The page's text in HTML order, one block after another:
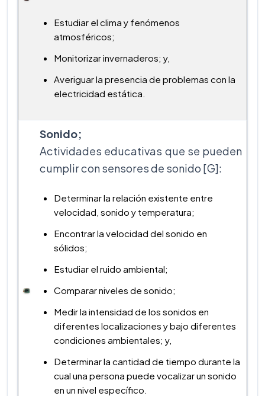
Estudiar el clima y fenómenos
atmosféricos;
Monitorizar invernaderos; y,
Averiguar la presencia de problemas con la
electricidad estática.
Sonido;
Actividades educativas que se pueden
cumplir con sensores de sonido [G]:
Determinar la relación existente entre
velocidad, sonido y temperatura;
Encontrar la velocidad del sonido en
sólidos;
Estudiar el ruido ambiental;
Comparar niveles de sonido;
Medir la intensidad de los sonidos en
diferentes localizaciones y bajo diferentes
condiciones ambientales; y,
Determinar la cantidad de tiempo durante la
cual una persona puede vocalizar un sonido
en un nivel específico.